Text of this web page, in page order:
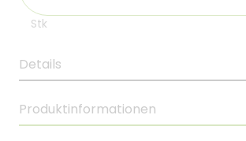
Stk
Details
Produktinformationen